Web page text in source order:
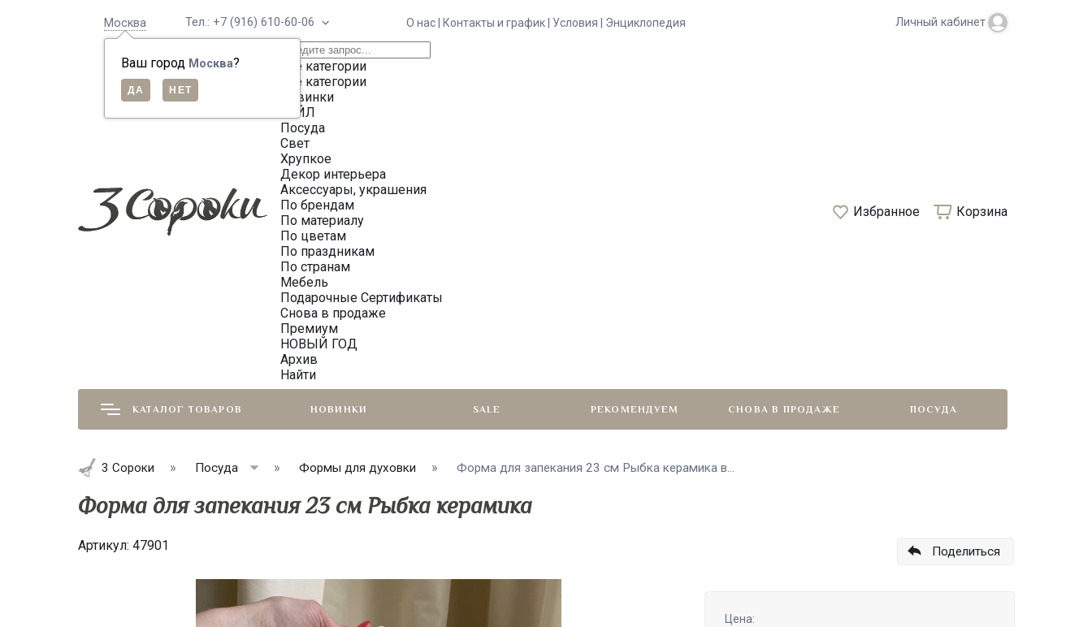
Москва
Ваш город Москва?
Тел.: +7 (916) 610-60-06 О нас | Контакты и график | Условия | Энциклопедия Личный кабинет
Все категории
Все категории
Новинки
СЕЙЛ
Посуда
Свет
Хрупкое
Декор интерьера
Аксессуары, украшения
По брендам
По материалу
По цветам
По праздникам
По странам
Мебель
Подарочные Сертификаты
Снова в продаже
Премиум
НОВЫЙ ГОД
Архив
Найти
Избранное Корзина
КАТАЛОГ ТОВАРОВ НОВИНКИ SALE РЕКОМЕНДУЕМ СНОВА В ПРОДАЖЕ ПОСУДА
3 Сороки Посуда Формы для духовки Форма для запекания 23 см Рыбка керамика в...
Форма для запекания 23 см Рыбка керамика
Артикул: 47901 Поделиться
Цена: